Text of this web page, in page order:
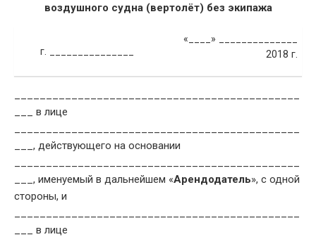
воздушного судна (вертолёт) без экипажа
г. _______________
«____» ______________
2018 г.
___ в лице
___, действующего на основании
___, именуемый в дальнейшем «Арендодатель», с одной
стороны, и
___ в лице